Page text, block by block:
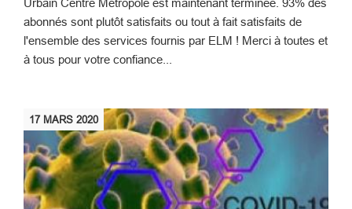
Urbain Centre Métropole est maintenant terminée. 93% des
abonnés sont plutôt satisfaits ou tout à fait satisfaits de
l'ensemble des services fournis par ELM ! Merci à toutes et
à tous pour votre confiance...
17 MARS 2020